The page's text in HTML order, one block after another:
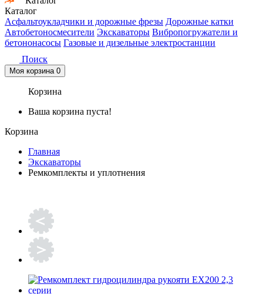
Каталог
Асфальтоукладчики и дорожные фрезы Дорожные катки
Автобетоносмесители Экскаваторы Вибропогружатели и
бетононасосы Газовые и дизельные электростанции
Поиск
Моя корзина 0
Корзина
Ваша корзина пуста!
Корзина
Главная
Экскаваторы
Ремкомплекты и уплотнения